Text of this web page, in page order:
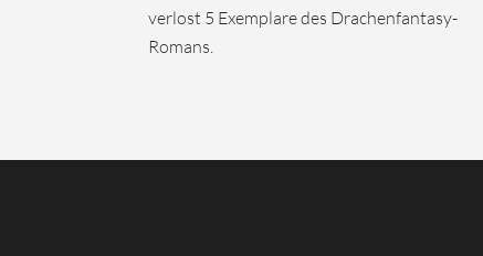
verlost 5 Exemplare des Drachenfantasy-
Romans.